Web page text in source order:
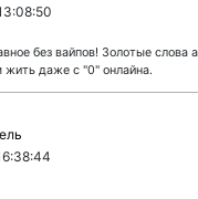
без вайпов! Золотые
жить даже с "0" онлайна.